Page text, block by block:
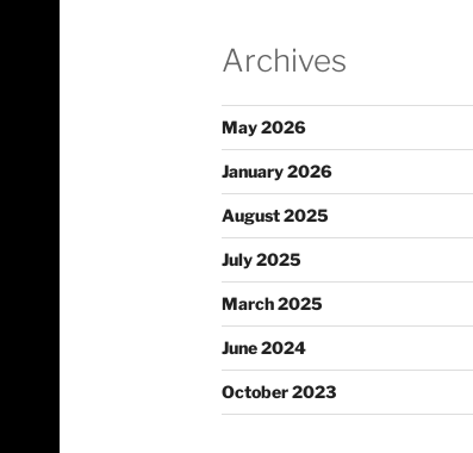
Archives
May 2026
January 2026
August 2025
July 2025
March 2025
June 2024
October 2023